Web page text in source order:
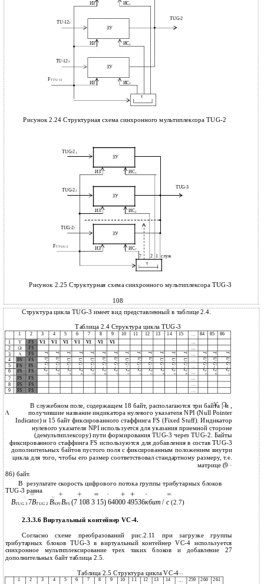
ИЗ ИС1
TU-122
TUG-2
ЗУ
ИЗ ИС2
TU-123
FT TU-12
ЗУ
ИЗ ИС3
τ
Рисунок 2.24 Структурная схема синхронного мультиплексора TUG-2
TUG-21
ЗУ
ИЗ ИС1
TUG-22
TUG-3
ЗУ
ИЗ ИС2
TUG-27
ЗУ
FT TUG-2 ИЗ ИС7
7 2 1 служ
τ
Рисунок 2.25 Структурная схема синхронного мультиплексора TUG-3
108
Структура цикла TUG-3 имеет вид представленный в таблице 2.4.
Таблица 2.4 Структура цикла TUG-3
1 2 3 4 5 6 7 8 9 10 11 12 13 14 15 84 85
86
1
FS V1 V1 V1 V1 V1 V1
V1
2
FS
3
FS T T T T T T T T T T T T T T T T
4 FS FS U U U U U U U U U U U U U U U U
5 FS FS
G G G G G G G G G G G G G G G G
6 FS FS 2 2 2 2 2 2 2 2 2 2 2 2 2 2 2 2
4 5 6 1 3 5 6
7 FS
FS
8
FS
FS
9
FS FS
В служебном поле, содержащем 18 байт, располагаются три байта , и ,
получившие название индикатора нулевого указателя NPI (Null Pointer
Indicator) и 15 байт фиксированного стаффинга FS (Fixed Stuff). Индикатор
нулевого указателя NPI используется для указания приемной стороне
(демультиплексору) пути формирования TUG-3 через TUG-2. Байты
фиксированного стаффинга FS используются для добавления в состав TUG-3
дополнительных байтов пустого поля с фиксированным положением внутри
цикла для того, чтобы его размер соответствовал стандартному размеру, т.е.
матрице (9 ·
86) байт.
В результате скорость цифрового потока группы трибутарных блоков
TUG-3 равна
BTUG 37BTUG2 BNPI BFS (7 108 3 15) 64000 49536кбит / с(2.7)
2.3.3.6 Виртуальный контейнер VC-4.
Согласно схеме преобразований рис.2.11 при загрузке группы
трибутарных блоков TUG-3 в виртуальный контейнер VC-4 используется
синхронное мультиплексирование трех таких блоков и добавление 27
дополнительных байт таблица 2.5.
Таблица 2.5 Структура цикла VC-4
1 2 3 4 5 6 7 8 9 10 11 12 13 14 259 260
261